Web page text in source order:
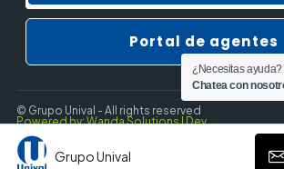
Grupo Unival
Portal de agentes
© Grupo Unival - All rights reserved
Powered by: Wanda Solutions | Dev.
Privacy PolicyTerms and Conditions
¿Necesitas ayuda?
Chatea con